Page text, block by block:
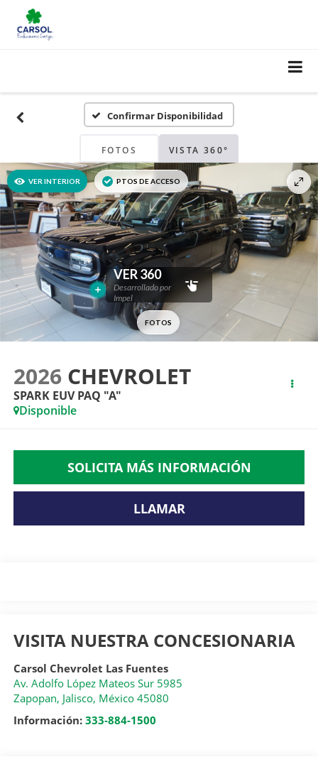
Confirmar Disponibilidad
FOTOS VISTA 360°
2026 CHEVROLET
SPARK EUV PAQ "A"
Disponible
SOLICITA MÁS INFORMACIÓN
LLAMAR
VISITA NUESTRA CONCESIONARIA
Carsol Chevrolet Las Fuentes
Av. Adolfo López Mateos Sur 5985
Zapopan, Jalisco, México 45080
Información: 333-884-1500